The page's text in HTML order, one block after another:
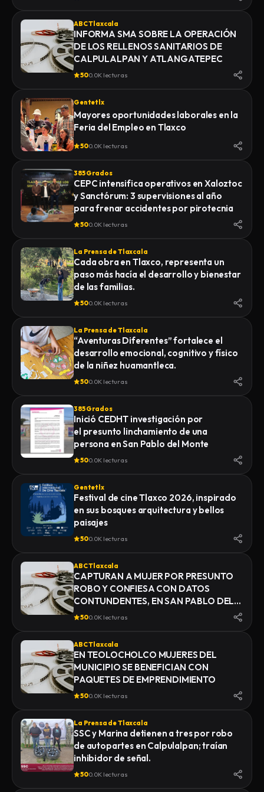
ABC Tlaxcala
INFORMA SMA SOBRE LA OPERACIÓN
DE LOS RELLENOS SANITARIOS DE
CALPULALPAN Y ATLANGATEPEC
500.0K lecturas
Gentetlx
Mayores oportunidades laborales en la
Feria del Empleo en Tlaxco
500.0K lecturas
385 Grados
CEPC intensifica operativos en Xaloztoc
y Sanctórum: 3 supervisiones al año
para frenar accidentes por pirotecnia
500.0K lecturas
La Prensa de Tlaxcala
Cada obra en Tlaxco, representa un
paso más hacía el desarrollo y bienestar
de las familias.
500.0K lecturas
La Prensa de Tlaxcala
“Aventuras Diferentes” fortalece el
desarrollo emocional, cognitivo y físico
de la niñez huamantleca.
500.0K lecturas
385 Grados
Inició CEDHT investigación por
el presunto linchamiento de una
500.0K lecturas
Gentetlx
Festival de cine Tlaxco 2026, inspirado
en sus bosques arquitectura y bellos
paisajes
500.0K lecturas
ABC Tlaxcala
CAPTURAN A MUJER POR PRESUNTO
ROBO Y CONFIESA CON DATOS
CONTUNDENTES, EN SAN PABLO DEL
MONTE
500.0K lecturas
ABC Tlaxcala
EN TEOLOCHOLCO MUJERES DEL
MUNICIPIO SE BENEFICIAN CON
PAQUETES DE EMPRENDIMIENTO
500.0K lecturas
La Prensa de Tlaxcala
SSC y Marina detienen a tres por robo
de autopartes en Calpulalpan; traían
inhibidor de señal.
500.0K lecturas